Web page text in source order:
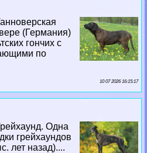
(Германия)
гончих с
по
10 07 2026 16:15:17
Одна
грейхаундов
лет назад)....